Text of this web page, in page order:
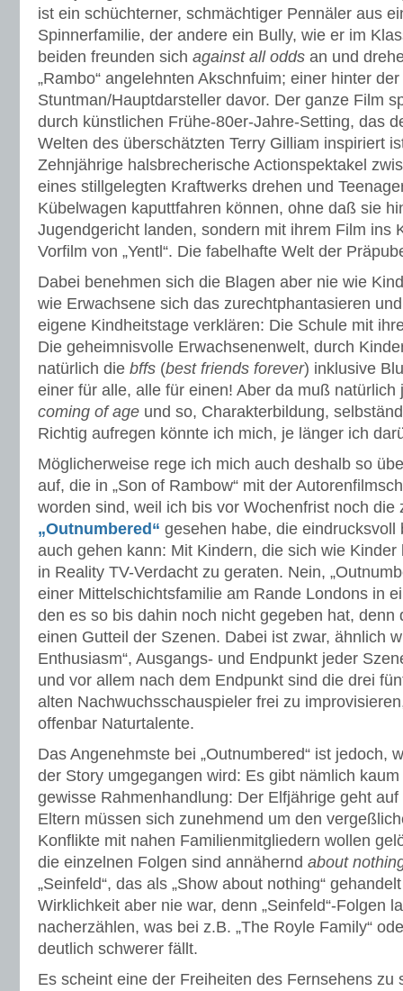
ist ein schüchterner, schmächtiger Pennäler aus
Spinnerfamilie, der andere ein Bully, wie er im
beiden freunden sich against all odds an und
„Rambo“ angelehnten Akschnfuim; einer hinter
Stuntman/Hauptdarsteller davor. Der ganze Film
durch künstlichen Frühe-80er-Jahre-Setting, das
Welten des überschätzten Terry Gilliam inspiriert
Zehnjährige halsbrecherische Actionspektakel
eines stillgelegten Kraftwerks drehen und
Kübelwagen kaputtfahren können, ohne daß sie
Jugendgericht landen, sondern mit ihrem Film ins
Vorfilm von „Yentl“. Die fabelhafte Welt der
Dabei benehmen sich die Blagen aber nie wie
wie Erwachsene sich das zurechtphantasieren
eigene Kindheitstage verklären: Die Schule mit
Die geheimnisvolle Erwachsenenwelt, durch
natürlich die bffs (best friends forever) inklusive
einer für alle, alle für einen! Aber da muß natürlich
coming of age und so, Charakterbildung,
Richtig aufregen könnte ich mich, je länger ich
Möglicherweise rege ich mich auch deshalb so
auf, die in „Son of Rambow“ mit der
worden sind, weil ich bis vor Wochenfrist noch die
„Outnumbered“ gesehen habe, die eindrucksvoll
auch gehen kann: Mit Kindern, die sich wie
in Reality TV-Verdacht zu geraten. Nein,
einer Mittelschichtsfamilie am Rande Londons in
den es so bis dahin noch nicht gegeben hat, denn
einen Gutteil der Szenen. Dabei ist zwar, ähnlich
Enthusiasm“, Ausgangs- und Endpunkt jeder
und vor allem nach dem Endpunkt sind die drei
alten Nachwuchsschauspieler frei zu
offenbar Naturtalente.
Das Angenehmste bei „Outnumbered“ ist jedoch,
der Story umgegangen wird: Es gibt nämlich
gewisse Rahmenhandlung: Der Elfjährige geht
Eltern müssen sich zunehmend um den
Konflikte mit nahen Familienmitgliedern wollen
die einzelnen Folgen sind annähernd about
„Seinfeld“, das als „Show about nothing“
Wirklichkeit aber nie war, denn „Seinfeld“-Folgen
nacherzählen, was bei z.B. „The Royle Family“
deutlich schwerer fällt.
Es scheint eine der Freiheiten des Fernsehens zu